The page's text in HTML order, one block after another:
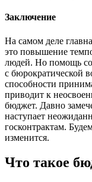
Заключение
На самом деле
это повышение
людей. Но помощь со
с бюрократической
способности
приводит к
бюджет. Давно
наступает
госконтрактам.
изменится.
Что такое